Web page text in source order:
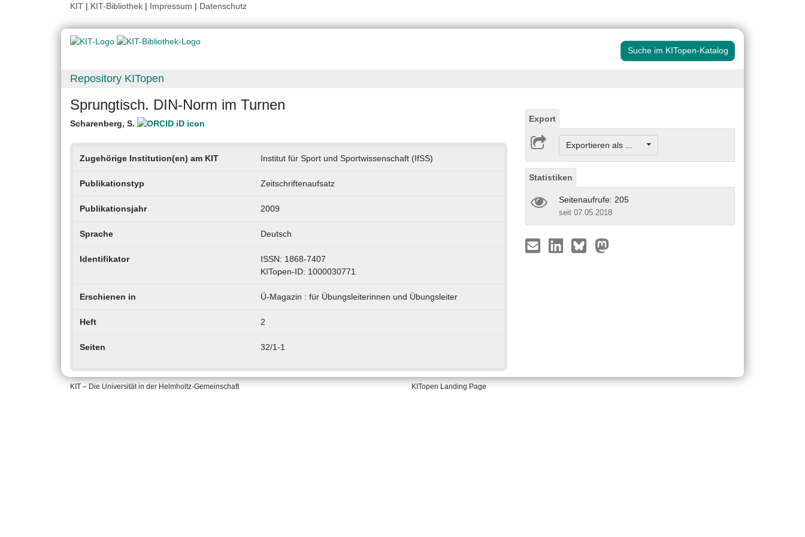
KIT | KIT-Bibliothek | Impressum | Datenschutz
Suche im KITopen-Katalog
Repository KITopen
Sprungtisch. DIN-Norm im Turnen
Scharenberg, S.
Zugehörige Institution(en) am KIT Institut für Sport und Sportwissenschaft (IfSS)
Publikationstyp Zeitschriftenaufsatz
Publikationsjahr 2009
Sprache Deutsch
Identifikator
ISSN: 1868-7407
KITopen-ID: 1000030771
Erschienen in Ü-Magazin : für Übungsleiterinnen und Übungsleiter
Heft 2
Seiten 32/1-1
Export
Exportieren als ...
Statistiken
Seitenaufrufe: 205
seit 07.05.2018
KIT – Die Universität in der Helmholtz-Gemeinschaft KITopen Landing Page